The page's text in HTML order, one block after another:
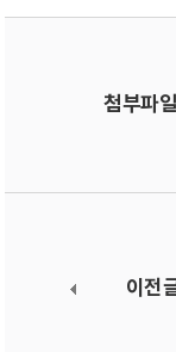
첨부파일
이전